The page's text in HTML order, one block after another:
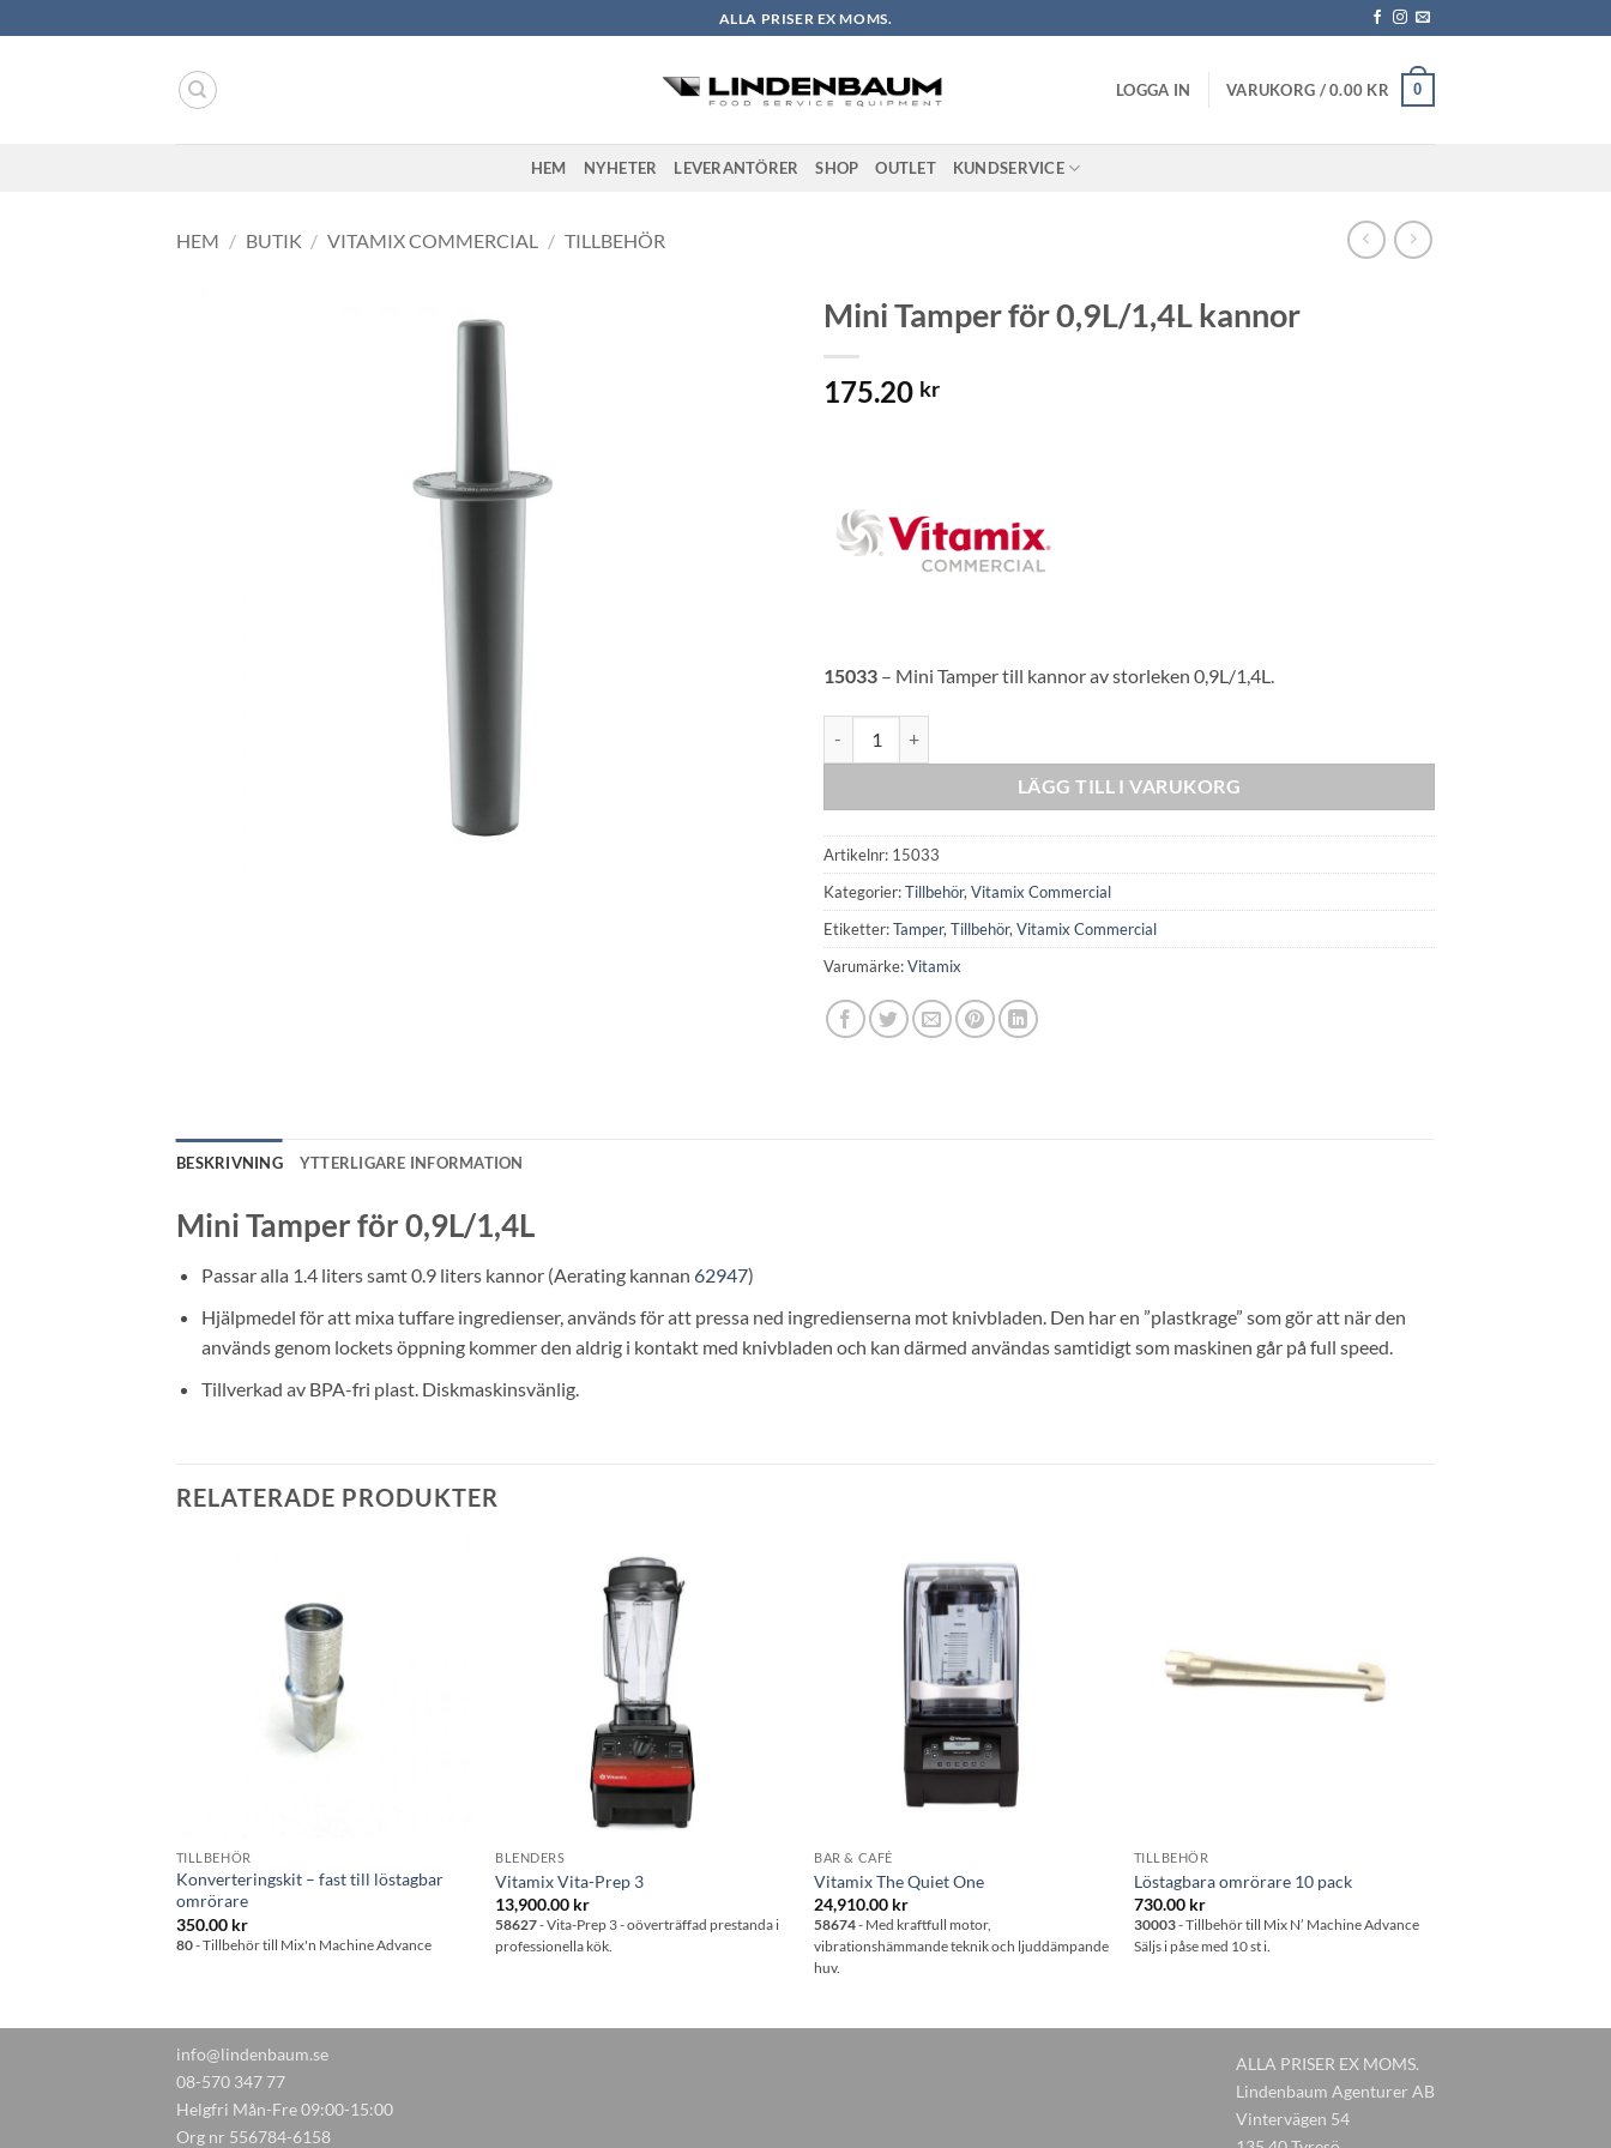
to
ALLA PRISER EX MOMS.
LOGGA IN VARUKORG /0.00 KR 0
HEM NYHETER LEVERANTÖRER SHOP OUTLET KUNDSERVICE
HEM / BUTIK / VITAMIX COMMERCIAL / TILLBEHÖR
Mini Tamper för 0,9L/1,4L kannor
175.20 kr
15033 – Mini Tamper till kannor av storleken 0,9L/1,4L.
LÄGG TILL I VARUKORG
Artikelnr: 15033
Kategorier:Tillbehör, Vitamix Commercial
Etiketter:Tamper, Tillbehör, Vitamix Commercial
Varumärke:Vitamix
BESKRIVNING YTTERLIGARE INFORMATION
Mini Tamper för 0,9L/1,4L
Passar alla 1.4 liters samt 0.9 liters kannor (Aerating kannan 62947)
Hjälpmedel för att mixa tuffare ingredienser, används för att pressa ned ingredienserna mot knivbladen. Den har en ”plastkrage” som gör att när den
används genom lockets öppning kommer den aldrig i kontakt med knivbladen och kan därmed användas samtidigt som maskinen går på full speed.
Tillverkad av BPA-fri plast. Diskmaskinsvänlig.
RELATERADE PRODUKTER
TILLBEHÖR
Konverteringskit – fast till löstagbar
omrörare
350.00 kr
80- Tillbehör till Mix'n Machine Advance
BLENDERS
Vitamix Vita-Prep 3
13,900.00 kr
58627- Vita-Prep 3 - oöverträffad prestanda i
professionella kök.
BAR & CAFÉ
Vitamix The Quiet One
24,910.00 kr
58674- Med kraftfull motor,
vibrationshämmande teknik och ljuddämpande
huv.
TILLBEHÖR
Löstagbara omrörare 10 pack
730.00 kr
30003- Tillbehör till Mix N’ Machine Advance
Säljs i påse med 10 st i.
ALLA PRISER EX MOMS.
Lindenbaum Agenturer AB
Vintervägen 54
info@lindenbaum.se
08-570 347 77
Helgfri Mån-Fre 09:00-15:00
Org nr 556784-6158